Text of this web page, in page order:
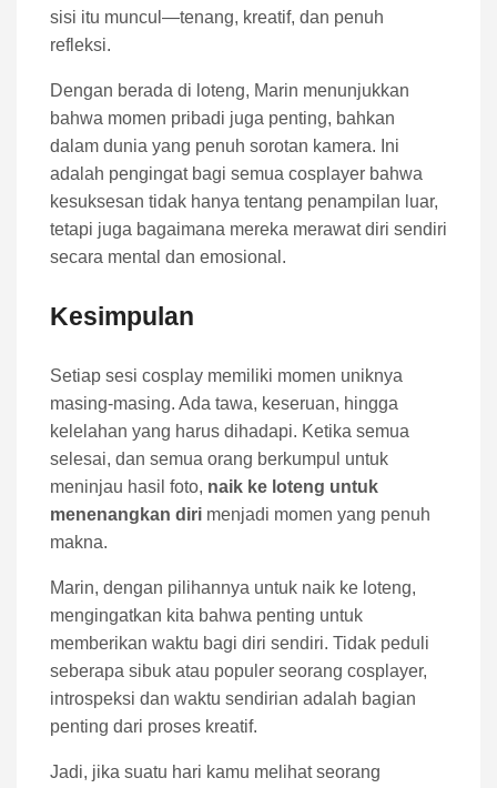
sisi itu muncul—tenang, kreatif, dan penuh
refleksi.
Dengan berada di loteng, Marin menunjukkan
bahwa momen pribadi juga penting, bahkan
dalam dunia yang penuh sorotan kamera. Ini
adalah pengingat bagi semua cosplayer bahwa
kesuksesan tidak hanya tentang penampilan luar,
tetapi juga bagaimana mereka merawat diri sendiri
secara mental dan emosional.
Kesimpulan
Setiap sesi cosplay memiliki momen uniknya
masing-masing. Ada tawa, keseruan, hingga
kelelahan yang harus dihadapi. Ketika semua
selesai, dan semua orang berkumpul untuk
meninjau hasil foto, naik ke loteng untuk
menenangkan diri menjadi momen yang penuh
makna.
Marin, dengan pilihannya untuk naik ke loteng,
mengingatkan kita bahwa penting untuk
memberikan waktu bagi diri sendiri. Tidak peduli
seberapa sibuk atau populer seorang cosplayer,
introspeksi dan waktu sendirian adalah bagian
penting dari proses kreatif.
Jadi, jika suatu hari kamu melihat seorang